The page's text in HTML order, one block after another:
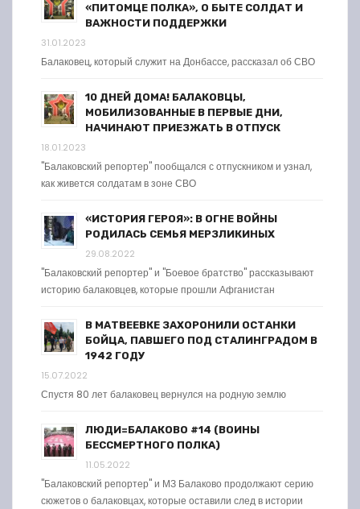
«ПИТОМЦЕ ПОЛКА», О БЫТЕ СОЛДАТ И
ВАЖНОСТИ ПОДДЕРЖКИ
31.01.2023
Балаковец, который служит на Донбассе, рассказал об СВО
10 ДНЕЙ ДОМА! БАЛАКОВЦЫ,
МОБИЛИЗОВАННЫЕ В ПЕРВЫЕ ДНИ,
НАЧИНАЮТ ПРИЕЗЖАТЬ В ОТПУСК
18.01.2023
"Балаковский репортер" пообщался с отпускником и узнал,
как живется солдатам в зоне СВО
«ИСТОРИЯ ГЕРОЯ»: В ОГНЕ ВОЙНЫ
РОДИЛАСЬ СЕМЬЯ МЕРЗЛИКИНЫХ
29.08.2022
"Балаковский репортер" и "Боевое братство" рассказывают
историю балаковцев, которые прошли Афганистан
В МАТВЕЕВКЕ ЗАХОРОНИЛИ ОСТАНКИ
БОЙЦА, ПАВШЕГО ПОД СТАЛИНГРАДОМ В
1942 ГОДУ
15.07.2022
Спустя 80 лет балаковец вернулся на родную землю
ЛЮДИ=БАЛАКОВО #14 (ВОИНЫ
БЕССМЕРТНОГО ПОЛКА)
11.05.2022
"Балаковский репортер" и МЗ Балаково продолжают серию
сюжетов о балаковцах, которые оставили след в истории